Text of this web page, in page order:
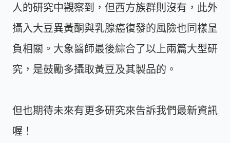
人的研究中觀察到，但西方族群則沒有，此外
攝入大豆異黃酮與乳腺癌復發的風險也同樣呈
負相關。大象醫師最後綜合了以上兩篇大型研
究，是鼓勵多攝取黃豆及其製品的。
但也期待未來有更多研究來告訴我們最新資訊
喔！